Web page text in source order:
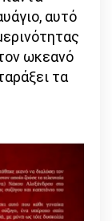
αυτό
ωκεανό
τα